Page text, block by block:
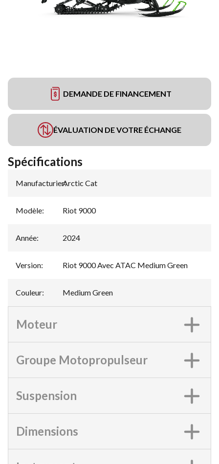
DEMANDE DE FINANCEMENT
ÉVALUATION DE VOTRE ÉCHANGE
Spécifications
Manufacturier:
Arctic Cat
Modèle: Riot 9000
Année: 2024
Version: Riot 9000 Avec ATAC Medium Green
Couleur: Medium Green
Moteur
Groupe Motopropulseur
Suspension
Dimensions